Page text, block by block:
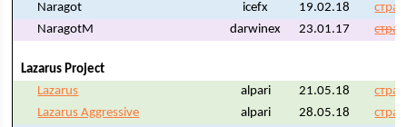
Naragot
icefx 19.02.18
NaragotM
darwinex 23.01.17
Lazarus Project
Lazarus
alpari 21.05.18
Lazarus Aggressive
alpari 28.05.18